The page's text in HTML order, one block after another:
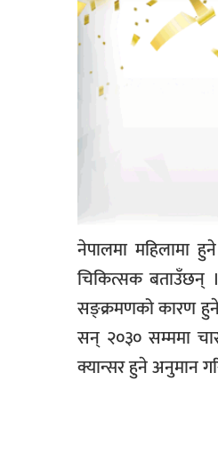
नेपालमा महिलामा
चिकित्सकबताउँछन्
सङ्क्रमणको कारण
सन् २०३० सम्ममा
क्यान्सर हुने अनुमान